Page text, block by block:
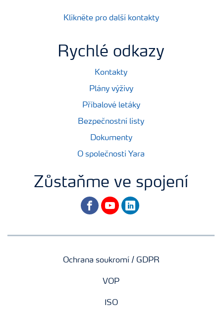
Klikněte pro další kontakty
Rychlé odkazy
Kontakty
Plány výživy
Příbalové letáky
Bezpečnostní listy
Dokumenty
O společnosti Yara
Zůstaňme ve spojení
facebookyoutubelinkedin
Ochrana soukromí / GDPR
VOP
ISO